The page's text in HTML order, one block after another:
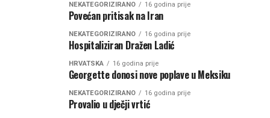
NEKATEGORIZIRANO 16 godina prije
Povećan pritisak na Iran
NEKATEGORIZIRANO 16 godina prije
Hospitaliziran Dražen Ladić
HRVATSKA 16 godina prije
Georgette donosi nove poplave u Meksiku
NEKATEGORIZIRANO 16 godina prije
Provalio u dječji vrtić